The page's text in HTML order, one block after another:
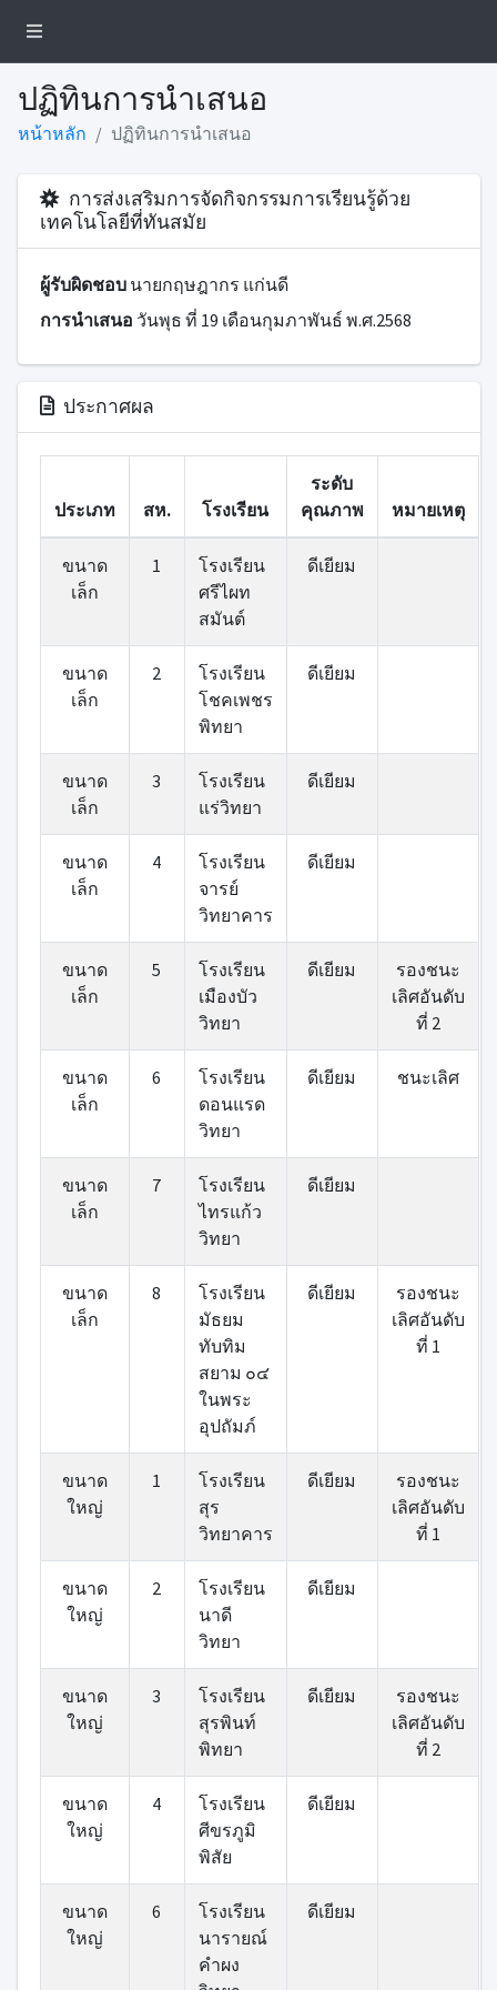
ปฏิทินการนำเสนอ
หน้าหลัก ปฏิทินการนำเสนอ
การส่งเสริมการจัดกิจกรรมการเรียนรู้ด้วย
เทคโนโลยีที่ทันสมัย
ผู้รับผิดชอบนายกฤษฎากร แก่นดี
การนำเสนอ วันพุธ ที่ 19 เดือนกุมภาพันธ์ พ.ศ.2568
ประกาศผล
ประเภท สห. โรงเรียน
ระดับ
คุณภาพ
หมายเหตุ
ขนาด
เล็ก
1
โรงเรียน
ศรีไผท
สมันต์
ดีเยียม
ขนาด
เล็ก
2
โรงเรียน
โชคเพชร
พิทยา
ดีเยียม
ขนาด
เล็ก
3
โรงเรียน
แร่วิทยา
ดีเยียม
ขนาด
เล็ก
4
โรงเรียน
จารย์
วิทยาคาร
ดีเยียม
ขนาด
เล็ก
5
โรงเรียน
เมืองบัว
วิทยา
ดีเยียม
รองชนะ
เลิศอันดับ
ที่ 2
ขนาด
เล็ก
6
โรงเรียน
ดอนแรด
วิทยา
ดีเยียม ชนะเลิศ
ขนาด
เล็ก
7
โรงเรียน
ไทรแก้ว
วิทยา
ดีเยียม
ขนาด
เล็ก
8
โรงเรียน
มัธยม
ทับทิม
สยาม ๐๔
ในพระ
อุปถัมภ์
ดีเยียม
รองชนะ
เลิศอันดับ
ที่ 1
ขนาด
ใหญ่
1
โรงเรียน
สุร
วิทยาคาร
ดีเยียม
รองชนะ
เลิศอันดับ
ที่ 1
ขนาด
ใหญ่
2
โรงเรียน
นาดี
วิทยา
ดีเยียม
ขนาด
ใหญ่
3
โรงเรียน
สุรพินท์
พิทยา
ดีเยียม
รองชนะ
เลิศอันดับ
ที่ 2
ขนาด
ใหญ่
4
โรงเรียน
ศีขรภูมิ
พิสัย
ดีเยียม
ขนาด
ใหญ่
6
โรงเรียน
นารายณ์
คำผง
ดีเยียม